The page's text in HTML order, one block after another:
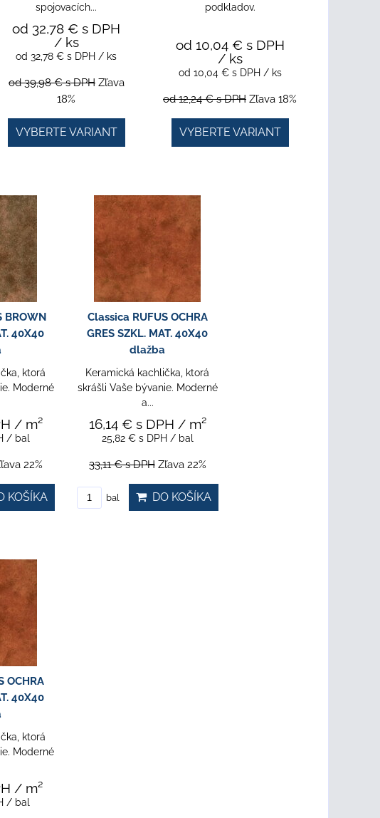
spojovacích...
od 32,78 € s DPH
/ ks
od 32,78 € s DPH / ks
od 39,98 €s DPH Zľava
18%
VYBERTE VARIANT
podkladov.
od 10,04 € s DPH
/ ks
od 10,04 € s DPH / ks
od 12,24 €s DPH Zľava 18%
VYBERTE VARIANT
BROWN
40X40
ktorá
Moderné
/ m²
/ bal
22%
KOŠÍKA
Classica RUFUS OCHRA
GRES SZKL. MAT. 40X40
dlažba
Keramická kachlička, ktorá
skrášli Vaše bývanie. Moderné
a...
16,14 € s DPH / m²
25,82 € s DPH / bal
33,11 €s DPH Zľava 22%
bal DO KOŠÍKA
OCHRA
40X40
ktorá
Moderné
/ m²
/ bal